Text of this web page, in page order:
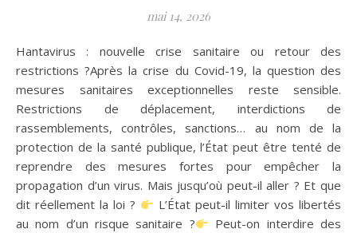
mai 14, 2026
Hantavirus : nouvelle crise sanitaire ou retour des
restrictions ?Après la crise du Covid-19, la question des
mesures sanitaires exceptionnelles reste sensible.
Restrictions de déplacement, interdictions de
rassemblements, contrôles, sanctions… au nom de la
protection de la santé publique, l’État peut être tenté de
reprendre des mesures fortes pour empêcher la
propagation d’un virus. Mais jusqu’où peut-il aller ? Et que
dit réellement la loi ?
L’État peut-il limiter vos libertés
au nom d’un risque sanitaire ?
Peut-on interdire des